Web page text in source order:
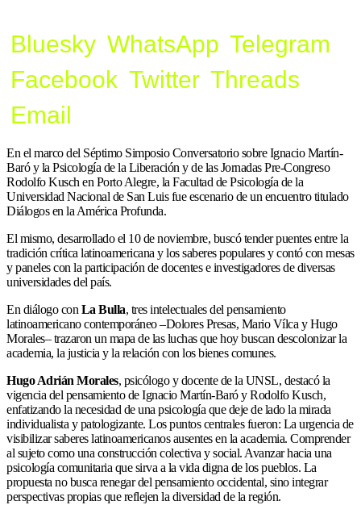
Bluesky WhatsApp Telegram
Facebook Twitter Threads
Email
En el marco del Séptimo Simposio Conversatorio sobre Ignacio Martín-
Baró y la Psicología de la Liberación y de las Jornadas Pre-Congreso
Rodolfo Kusch en Porto Alegre, la Facultad de Psicología de la
Universidad Nacional de San Luis fue escenario de un encuentro titulado
Diálogos en la América Profunda.
El mismo, desarrollado el 10 de noviembre, buscó tender puentes entre la
tradición crítica latinoamericana y los saberes populares y contó con mesas
y paneles con la participación de docentes e investigadores de diversas
universidades del país.
En diálogo con La Bulla, tres intelectuales del pensamiento
latinoamericano contemporáneo –Dolores Presas, Mario Vílca y Hugo
Morales– trazaron un mapa de las luchas que hoy buscan descolonizar la
academia, la justicia y la relación con los bienes comunes.
Hugo Adrián Morales, psicólogo y docente de la UNSL, destacó la
vigencia del pensamiento de Ignacio Martín-Baró y Rodolfo Kusch,
enfatizando la necesidad de una psicología que deje de lado la mirada
individualista y patologizante. Los puntos centrales fueron: La urgencia de
visibilizar saberes latinoamericanos ausentes en la academia. Comprender
al sujeto como una construcción colectiva y social. Avanzar hacia una
psicología comunitaria que sirva a la vida digna de los pueblos. La
propuesta no busca renegar del pensamiento occidental, sino integrar
perspectivas propias que reflejen la diversidad de la región.